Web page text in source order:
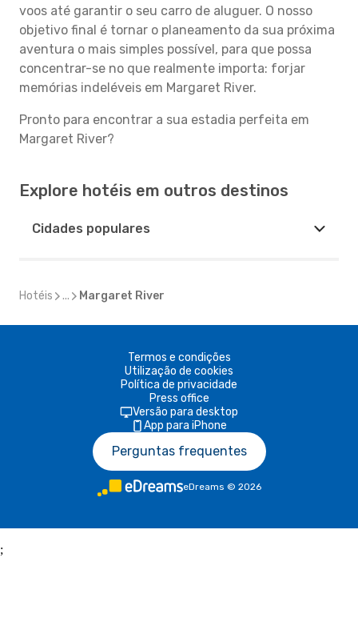
voos até garantir o seu carro de aluguer. O nosso
objetivo final é tornar o planeamento da sua próxima
aventura o mais simples possível, para que possa
concentrar-se no que realmente importa: forjar
memórias indeléveis em Margaret River.
Pronto para encontrar a sua estadia perfeita em
Margaret River?
Explore hotéis em outros destinos
Cidades populares
Hotéis ... Margaret River
Termos e condições
Utilização de cookies
Política de privacidade
Press office
Versão para desktop
App para iPhone
Perguntas frequentes
eDreams © 2026
;